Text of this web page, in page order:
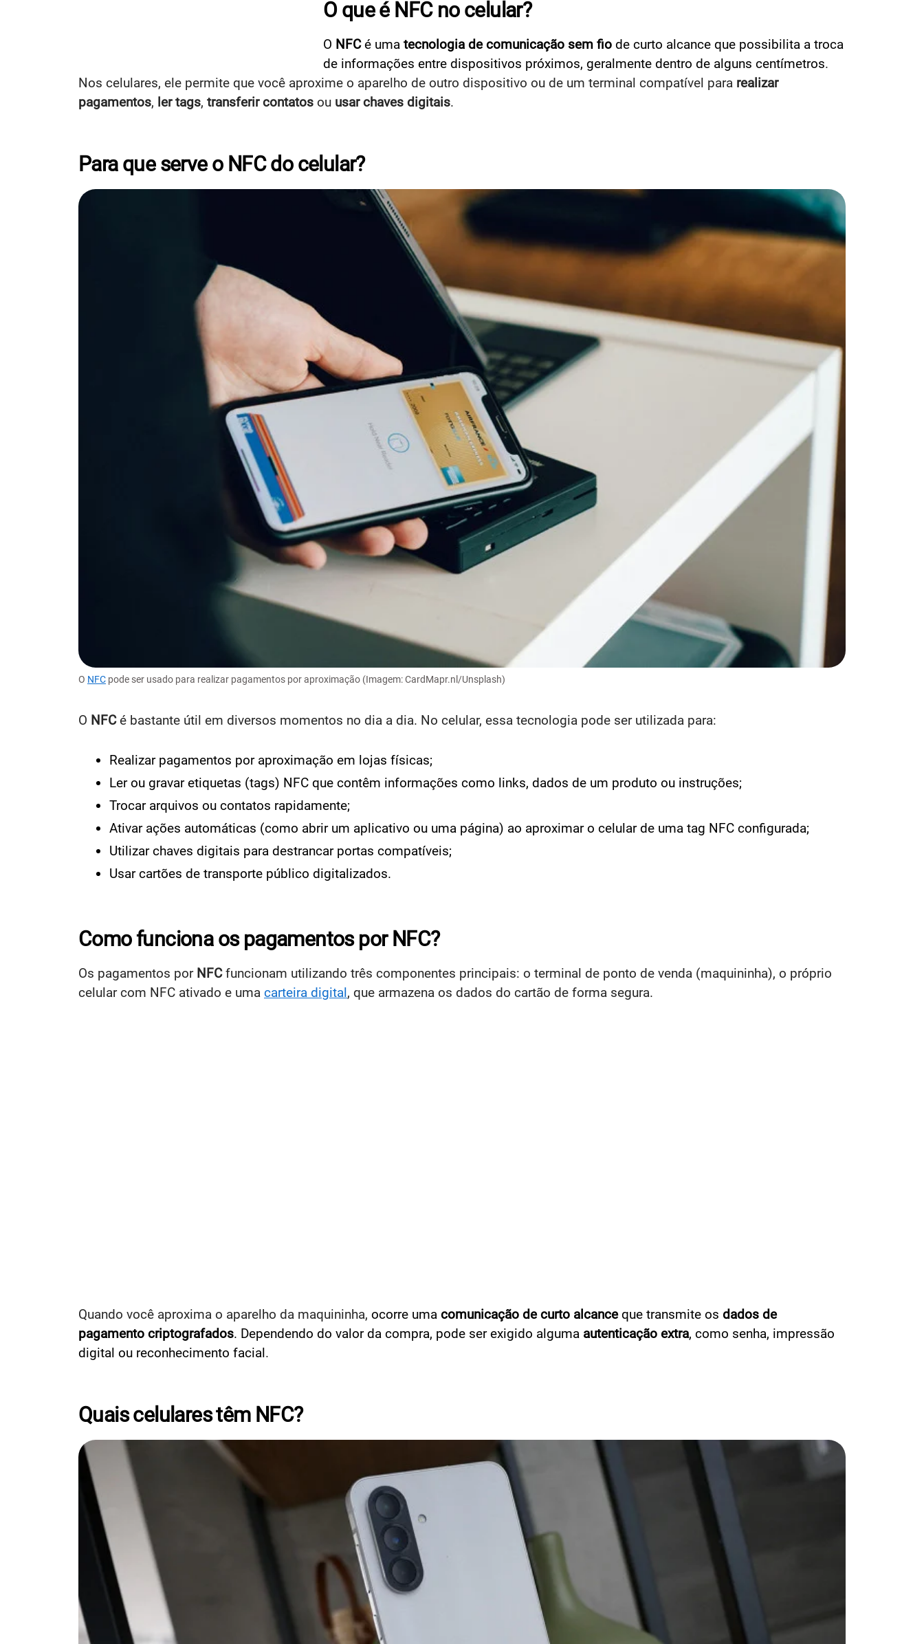
O que é NFC no celular?
O NFCé uma tecnologia de comunicação sem fio de curto alcance que possibilita a troca
de informações entre dispositivos próximos, geralmente dentro de alguns centímetros.
Nos celulares, ele permite que você aproxime o aparelho de outro dispositivo ou de um terminal compatível para realizar
pagamentos, ler tags, transferir contatos ou usar chaves digitais.
Para que serve o NFC do celular?
O NFC pode ser usado para realizar pagamentos por aproximação (Imagem: CardMapr.nl/Unsplash)
O NFCé bastante útil em diversos momentos no dia a dia. No celular, essa tecnologia pode ser utilizada para:
Realizar pagamentos por aproximação em lojas físicas;
Ler ou gravar etiquetas (tags) NFC que contêm informações como links, dados de um produto ou instruções;
Trocar arquivos ou contatos rapidamente;
Ativar ações automáticas (como abrir um aplicativo ou uma página) ao aproximar o celular de uma tag NFC configurada;
Utilizar chaves digitais para destrancar portas compatíveis;
Usar cartões de transporte público digitalizados.
Como funciona os pagamentos por NFC?
Os pagamentos por NFCfuncionam utilizando três componentes principais: o terminal de ponto de venda (maquininha), o próprio
celular com NFC ativado e uma carteira digital, que armazena os dados do cartão de forma segura.
Quando você aproxima o aparelho da maquininha, ocorre uma comunicação de curto alcanceque transmite os dados de
pagamento criptografados. Dependendo do valor da compra, pode ser exigido alguma autenticação extra, como senha, impressão
digital ou reconhecimento facial.
Quais celulares têm NFC?